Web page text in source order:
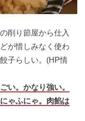
削り節屋から仕入
が惜しみなく使わ
子らしい。(HP情
い。かなり強い。
ゃふにゃ。肉餡は